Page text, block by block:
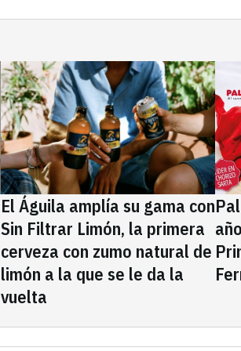
El Águila amplía su gama con
Sin Filtrar Limón, la primera
cerveza con zumo natural de
limón a la que se le da la
vuelta